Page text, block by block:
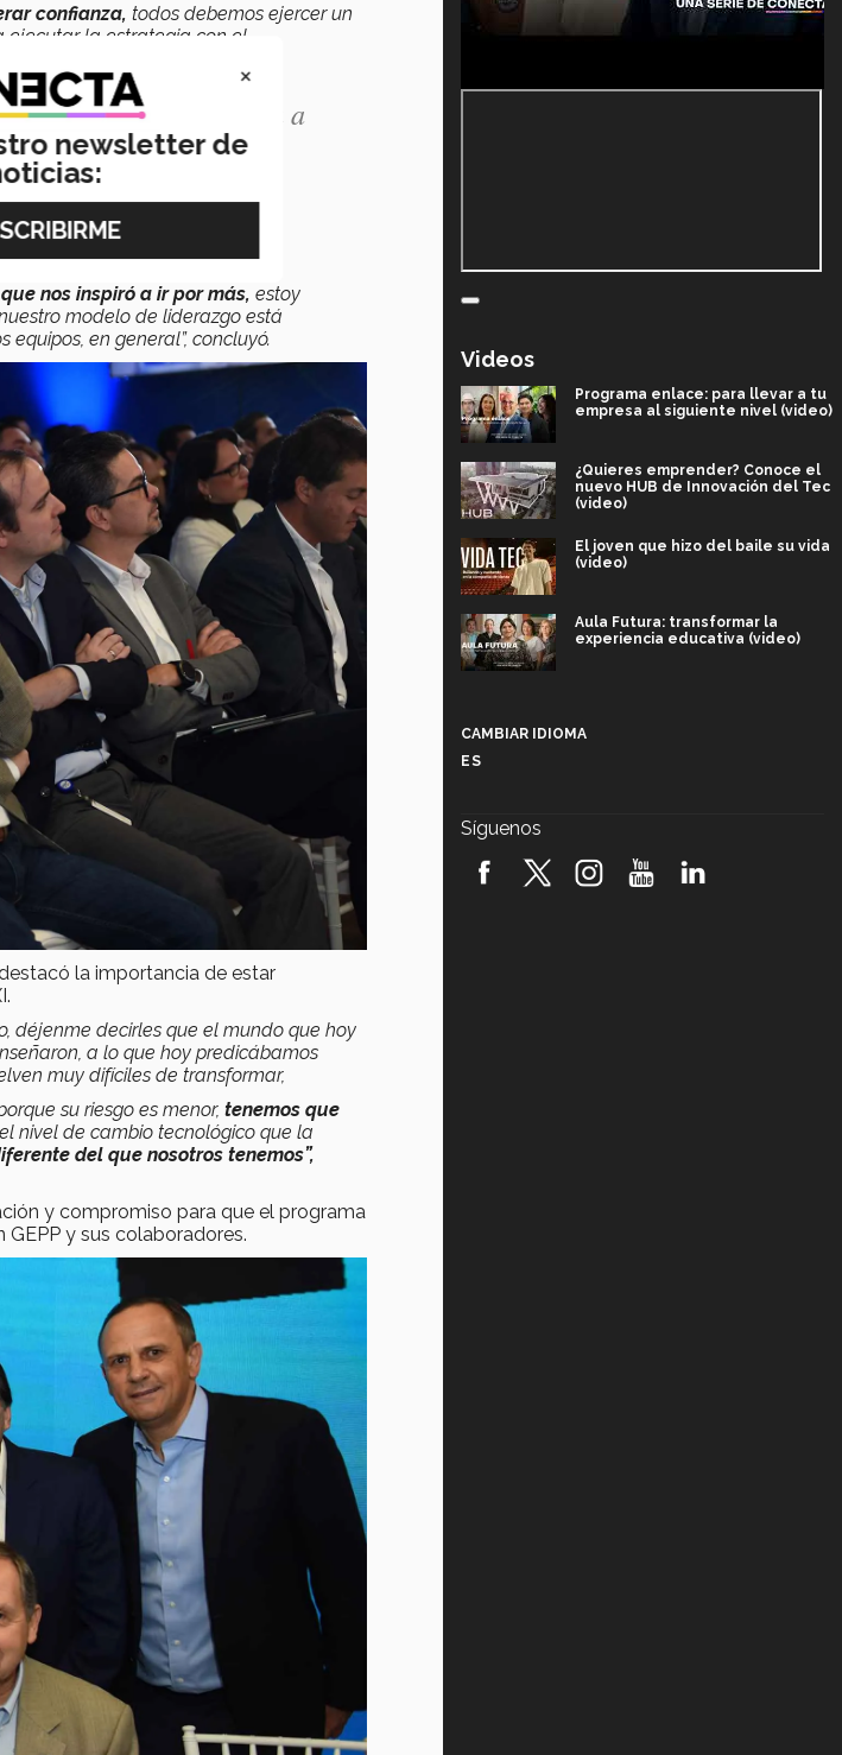
confianza, todos debemos ejercer un
ejecutar la estrategia con el
ágiles en el tiempo, va a
organización”,Miguel
este modelo.
nos inspiró a ir por más, estoy
modelo de liderazgo está
en general”, concluyó.
la importancia de estar
déjenme decirles que el mundo que hoy
a lo que hoy predicábamos
muy difíciles de transformar,
su riesgo es menor, tenemos que
nivel de cambio tecnológico que la
del que nosotros tenemos”,
y compromiso para que el programa
y sus colaboradores.
Videos
Programa enlace: para llevar a tu
empresa al siguiente nivel (video)
¿Quieres emprender? Conoce el
nuevo HUB de Innovación del Tec
(video)
El joven que hizo del baile su vida
(video)
Aula Futura: transformar la
experiencia educativa (video)
robótica FIRST 2026! (video)
CAMBIAR IDIOMA
ES
Síguenos
×
newsletter de